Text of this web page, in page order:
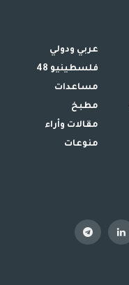
عربي ودولي
فلسطينيو 48
مساعدات
مطبخ
مقالات وأراء
منوعات